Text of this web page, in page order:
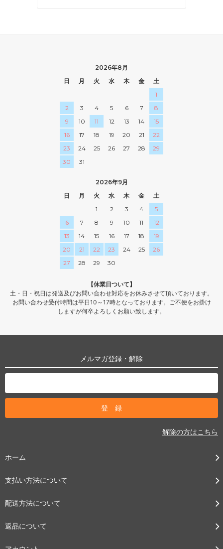
2026年8月
日
月 火 水 木 金
土
1
2
3 4 5 6 7
8
9
10 11 12 13 14
15
16
17 18 19 20 21
22
23
24 25 26 27 28
29
30
31
2026年9月
日
月 火 水 木 金
土
1
2 3 4
5
6
7 8 9 10 11
12
13
14 15 16 17 18
19
20
21 22 23 24 25
26
27
28 29 30
【休業日ついて】
土・日・祝日は発送及びお問い合わせ対応をお休みさせて頂いております。
お問い合わせ受付時間は平日10～17時となっております。ご不便をお掛け
しますが何卒よろしくお願い致します。
メルマガ登録・解除
解除の方はこちら
ホーム
支払い方法について
配送方法について
返品について